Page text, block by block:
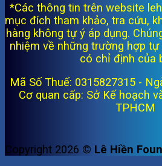
*Các thông tin trên website
mục đích tham khảo, tra cứu,
hàng không tự ý áp dụng.
nhiệm về những trường hợp
có chỉ định của
Mã Số Thuế: 0315827315 -
Cơ quan cấp: Sở Kế hoạch
TPHCM
Copyright 2026 © Lê Hiền